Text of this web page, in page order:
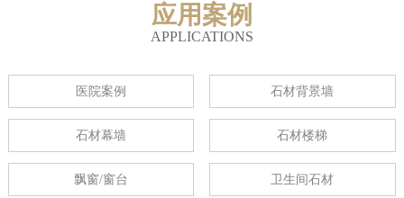
应用案例
APPLICATIONS
医院案例 石材背景墙
石材幕墙 石材楼梯
飘窗/窗台 卫生间石材